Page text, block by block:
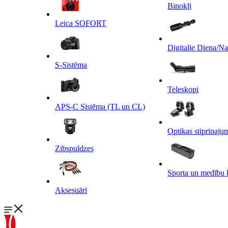
Leica SOFORT
S-Sistēma
APS-C Sistēma (TL un CL)
Zibspuldzes
Aksesuāri
Binokļi
Digitalie Diena/
Teleskopi
Optikas
Sporta un medību